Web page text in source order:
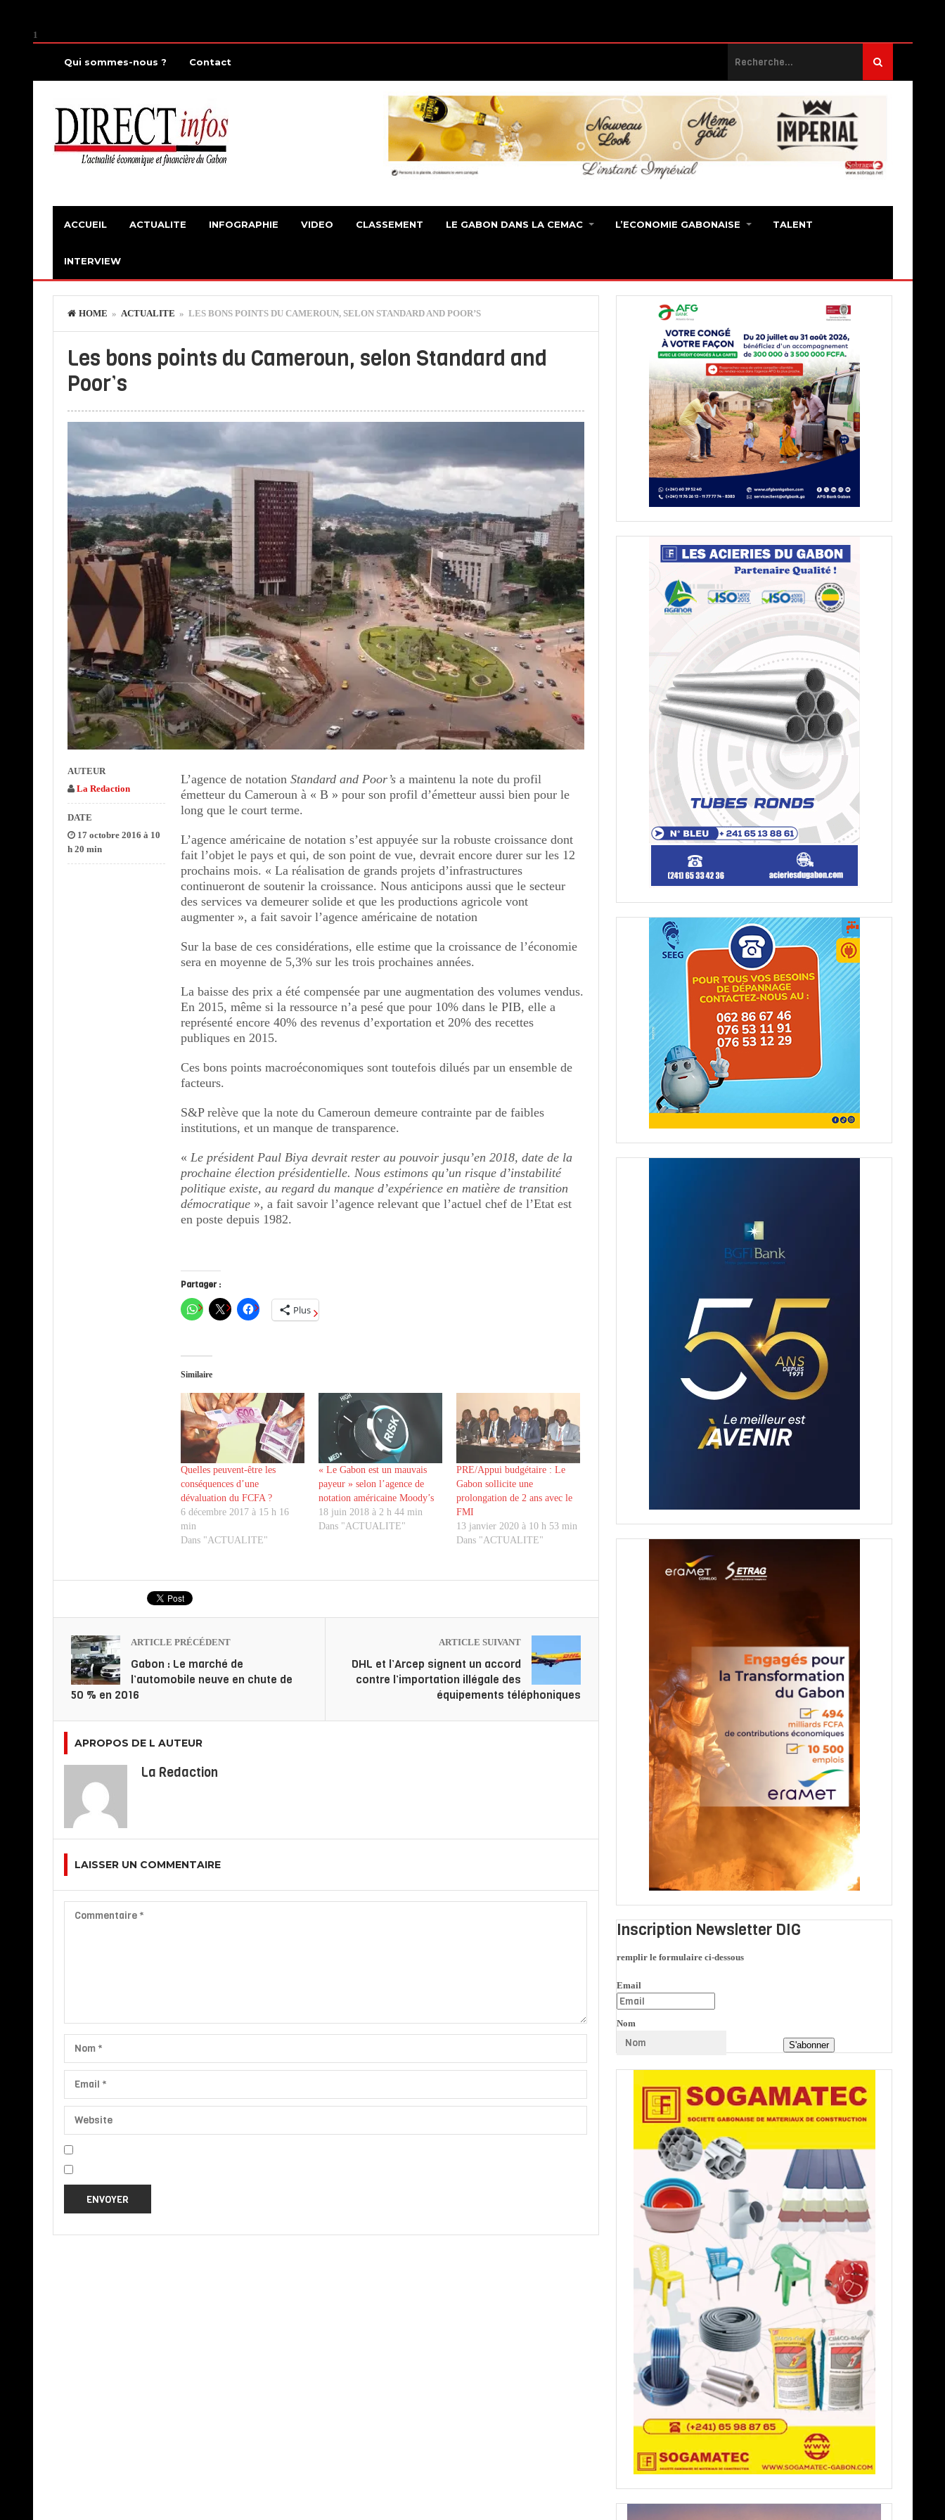
1
Qui sommes-nous ? Contact
ACCUEIL ACTUALITE INFOGRAPHIE VIDEO CLASSEMENT LE GABON DANS LA CEMAC L’ECONOMIE GABONAISE TALENT
INTERVIEW
HOME » ACTUALITE » LES BONS POINTS DU CAMEROUN, SELON STANDARD AND POOR’S
Les bons points du Cameroun, selon Standard and
Poor’s
L’agence de notationStandard and Poor’s a maintenu la note du profil
émetteur du Cameroun à « B » pour son profil d’émetteur aussi bien pour le
long que le court terme.
L’agence américaine de notation s’est appuyée sur la robuste croissance dont
fait l’objet le pays et qui, de son point de vue, devrait encore durer sur les 12
prochains mois. « La réalisation de grands projets d’infrastructures
continueront de soutenir la croissance. Nous anticipons aussi que le secteur
des services va demeurer solide et que les productions agricole vont
augmenter », a fait savoir l’agence américaine de notation
Sur la base de ces considérations, elle estime que la croissance de l’économie
sera en moyenne de 5,3% sur les trois prochaines années.
La baisse des prix a été compensée par une augmentation des volumes vendus.
En 2015, même si la ressource n’a pesé que pour 10% dans le PIB, elle a
représenté encore 40% des revenus d’exportation et 20% des recettes
publiques en 2015.
Ces bons points macroéconomiques sont toutefois dilués par un ensemble de
facteurs.
S&P relève que la note du Cameroun demeure contrainte par de faibles
institutions, et un manque de transparence.
« Le président Paul Biya devrait rester au pouvoir jusqu’en 2018, date de la
prochaine élection présidentielle. Nous estimons qu’un risque d’instabilité
politique existe, au regard du manque d’expérience en matière de transition
démocratique », a fait savoir l’agence relevant que l’actuel chef de l’Etat est
en poste depuis 1982.
Partager :
Plus
Similaire
Quelles peuvent-être les
conséquences d’une
dévaluation du FCFA ?
6 décembre 2017 à 15 h 16
min
Dans "ACTUALITE"
« Le Gabon est un mauvais
payeur » selon l’agence de
notation américaine Moody’s
18 juin 2018 à 2 h 44 min
Dans "ACTUALITE"
PRE/Appui budgétaire : Le
Gabon sollicite une
prolongation de 2 ans avec le
FMI
13 janvier 2020 à 10 h 53 min
Dans "ACTUALITE"
AUTEUR
La Redaction
DATE
17 octobre 2016 à 10
h 20 min
ARTICLE PRÉCÉDENT
Gabon : Le marché de
l’automobile neuve en chute de
50 % en 2016
ARTICLE SUIVANT
DHL et l’Arcep signent un accord
contre l’importation illégale des
équipements téléphoniques
APROPOS DE L AUTEUR
La Redaction
LAISSER UN COMMENTAIRE
Inscription Newsletter DIG
remplir le formulaire ci-dessous
Email
Nom
S'abonner